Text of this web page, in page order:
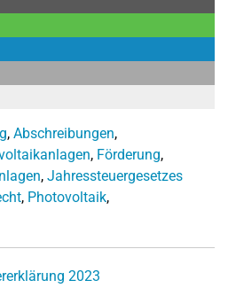
, Abschreibungen,
, Förderung,
, Jahressteuergesetzes
, Photovoltaik,
2023